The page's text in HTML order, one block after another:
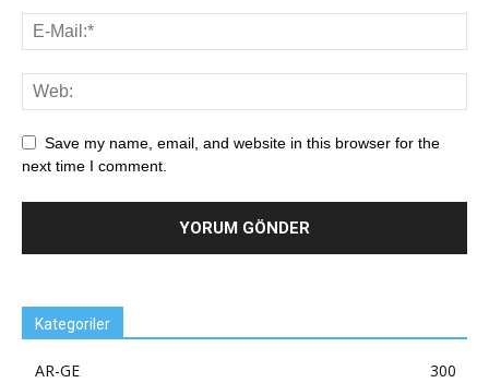
Save my name, email, and website in this browser for the
next time I comment.
Kategoriler
AR-GE
300